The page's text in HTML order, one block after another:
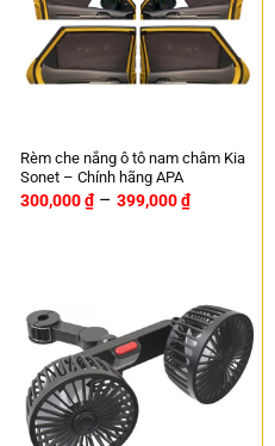
Rèm che nắng ô tô nam châm Kia
Sonet – Chính hãng APA
300,000₫ – 399,000₫